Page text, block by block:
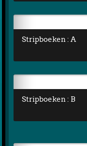
Stripboeken : A
Stripboeken : B